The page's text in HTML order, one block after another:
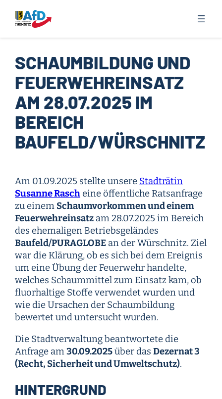
Inhalt
springen
SCHAUMBILDUNG UND
FEUERWEHREINSATZ
AM 28.07.2025 IM
BEREICH
BAUFELD/WÜRSCHNITZ
Am 01.09.2025 stellte unsere Stadträtin
Susanne Rasch eine öffentliche Ratsanfrage
zu einem Schaumvorkommen und einem
Feuerwehreinsatz am 28.07.2025 im Bereich
des ehemaligen Betriebsgeländes
Baufeld/PURAGLOBE an der Würschnitz. Ziel
war die Klärung, ob es sich bei dem Ereignis
um eine Übung der Feuerwehr handelte,
welches Schaummittel zum Einsatz kam, ob
fluorhaltige Stoffe verwendet wurden und
wie die Ursachen der Schaumbildung
bewertet und untersucht wurden.
Die Stadtverwaltung beantwortete die
Anfrage am30.09.2025über das Dezernat 3
(Recht, Sicherheit und Umweltschutz).
HINTERGRUND